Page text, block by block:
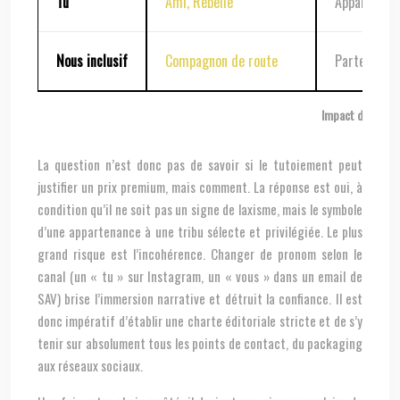
Impact du
Nous inclusif Compagnon de route
La question n’est donc pas de savoir si le tutoiement peut
justifier un prix premium, mais comment. La réponse est oui, à
condition qu’il ne soit pas un signe de laxisme, mais le symbole
d’une appartenance à une tribu sélecte et privilégiée. Le plus
grand risque est l’incohérence. Changer de pronom selon le
canal (un « tu » sur Instagram, un « vous » dans un email de
SAV) brise l’immersion narrative et détruit la confiance. Il est
donc impératif d’établir une charte éditoriale stricte et de s’y
tenir sur absolument tous les points de contact, du packaging
aux réseaux sociaux.